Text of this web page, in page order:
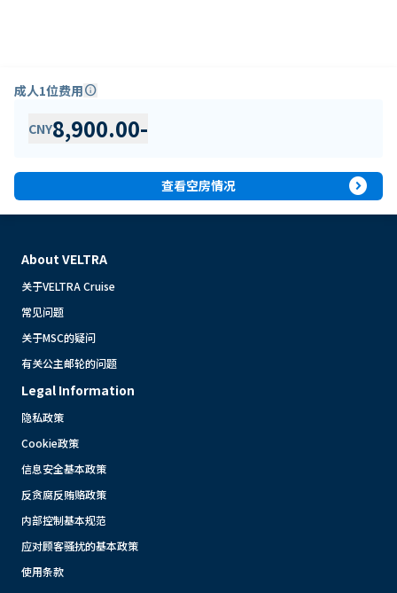
成人1位费用info
CNY8,900.00-
查看空房情况 expand_circle_right
About VELTRA
关于VELTRA Cruise
常见问题
关于MSC的疑问
有关公主邮轮的问题
Legal Information
隐私政策
Cookie政策
信息安全基本政策
反贪腐反贿赂政策
内部控制基本规范
应对顾客骚扰的基本政策
使用条款